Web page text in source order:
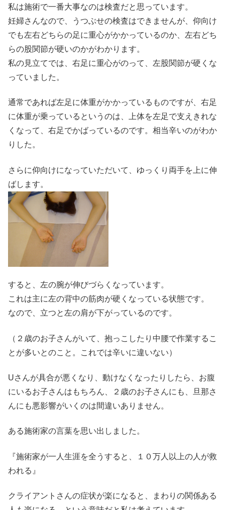
私は施術で一番大事なのは検査だと思っています。
妊婦さんなので、うつぶせの検査はできませんが、仰向け
でも左右どちらの足に重心がかかっているのか、左右どち
らの股関節が硬いのかがわかります。
私の見立てでは、右足に重心がのって、左股関節が硬くな
っていました。
通常であれば左足に体重がかかっているものですが、右足
に体重が乗っているというのは、上体を左足で支えきれな
くなって、右足でかばっているのです。相当辛いのがわか
りした。
さらに仰向けになっていただいて、ゆっくり両手を上に伸
ばします。
すると、左の腕が伸びづらくなっています。
これは主に左の背中の筋肉が硬くなっている状態です。
なので、立つと左の肩が下がっているのです。
（２歳のお子さんがいて、抱っこしたり中腰で作業するこ
とが多いとのこと。これでは辛いに違いない）
Uさんが具合が悪くなり、動けなくなったりしたら、お腹
にいるお子さんはもちろん、２歳のお子さんにも、旦那さ
んにも悪影響がいくのは間違いありません。
ある施術家の言葉を思い出しました。
『施術家が一人生涯を全うすると、１０万人以上の人が救
われる』
クライアントさんの症状が楽になると、まわりの関係ある